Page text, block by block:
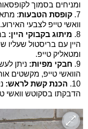
ומניחים בסמוך
7. קופסת הטבעות:
וואשי טייפ לצבעי האירוע.
8. מיתוג בקבוקי היין:
היין עם בריסטול שעליו
ומטאליק טייפ.
9. חבקי מפיות: ניתן
הוואשי טייפ, מקשטים
10. הכנת קשת לראש:
הדבקתו בסקוטש וואשי